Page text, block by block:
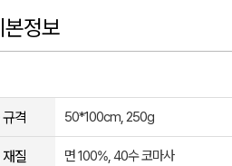
정보
격 50*100cm, 250g
질 면 100%, 40수 코마사